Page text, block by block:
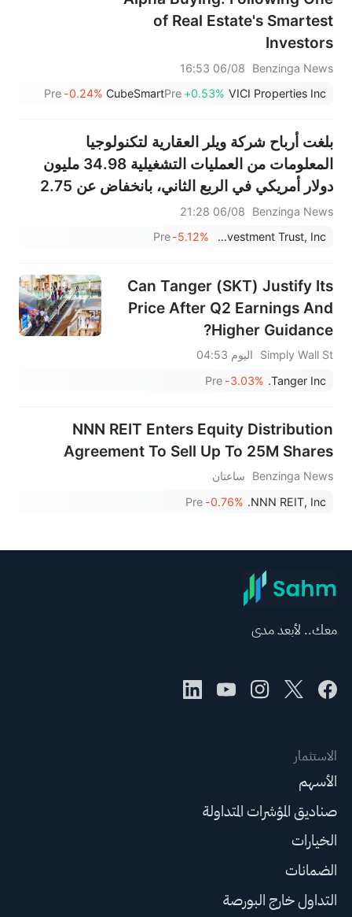
of Real Estate's Smartest
Investors
Benzinga News
06/08 16:53
VICI Properties Inc
+0.53%
Pre
CubeSmart
-0.24%
Pre
بلغت أرباح شركة ويلر العقارية لتكنولوجيا
المعلومات من العمليات التشغيلية 34.98 مليون
دولار أمريكي في الربع الثاني، بانخفاض عن 2.75
ألف دولار أمريكي في الفترة نفسها من العام
Benzinga News
06/08 21:28
Wheeler Real Estate Investment Trust, Inc.
-5.12%
Pre
Can Tanger (SKT) Justify Its
Price After Q2 Earnings And
Higher Guidance?
Simply Wall St
اليوم 04:53
Tanger Inc.
-3.03%
Pre
NNN REIT Enters Equity Distribution
Agreement To Sell Up To 25M Shares
Benzinga News
ساعتان
NNN REIT, Inc.
-0.76%
Pre
معك.. لأبعد مدى
الاستثمار
الأسهم
صناديق المؤشرات المتداولة
الخيارات
الضمانات
التداول خارج البورصة